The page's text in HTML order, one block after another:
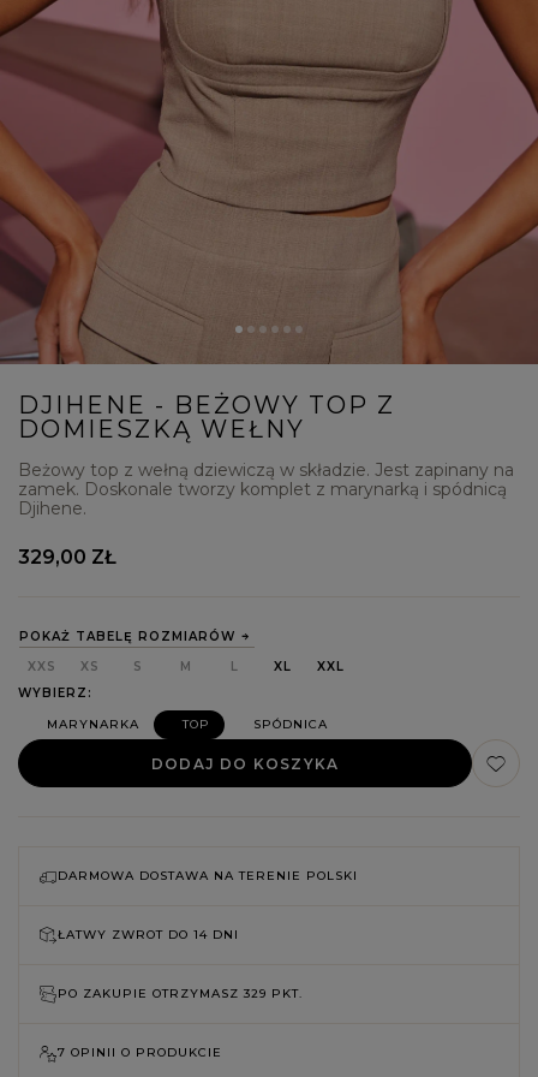
DJIHENE - BEŻOWY TOP Z
DOMIESZKĄ WEŁNY
Beżowy top z wełną dziewiczą w składzie. Jest zapinany na
zamek. Doskonale tworzy komplet z marynarką i spódnicą
Djihene.
POKAŻ TABELĘ ROZMIARÓW
XXS
XS S M L XL
XXL
WYBIERZ
MARYNARKA
TOP SPÓDNICA
DODAJ DO KOSZYKA
329,00 ZŁ
DARMOWA DOSTAWA NA TERENIE POLSKI
ŁATWY ZWROT DO 14 DNI
PO ZAKUPIE OTRZYMASZ 329 PKT.
7 OPINII O PRODUKCIE